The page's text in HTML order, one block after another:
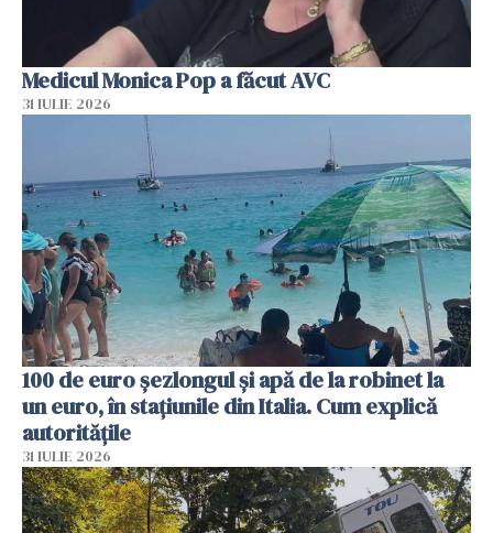
Medicul Monica Pop a făcut AVC
31 IULIE 2026
100 de euro șezlongul și apă de la robinet la
un euro, în stațiunile din Italia. Cum explică
autoritățile
31 IULIE 2026